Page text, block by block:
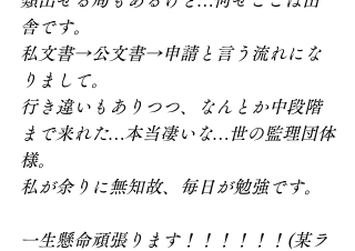
舎です。
私文書→公文書→申請と言う流れにな
りまして。
行き違いもありつつ、なんとか中段階
まで来れた…本当凄いな…世の監理団体
様。
私が余りに無知故、毎日が勉強です。
一生懸命頑張ります！！！！！！(某ラ